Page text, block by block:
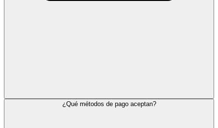
¿Qué métodos de pago aceptan?